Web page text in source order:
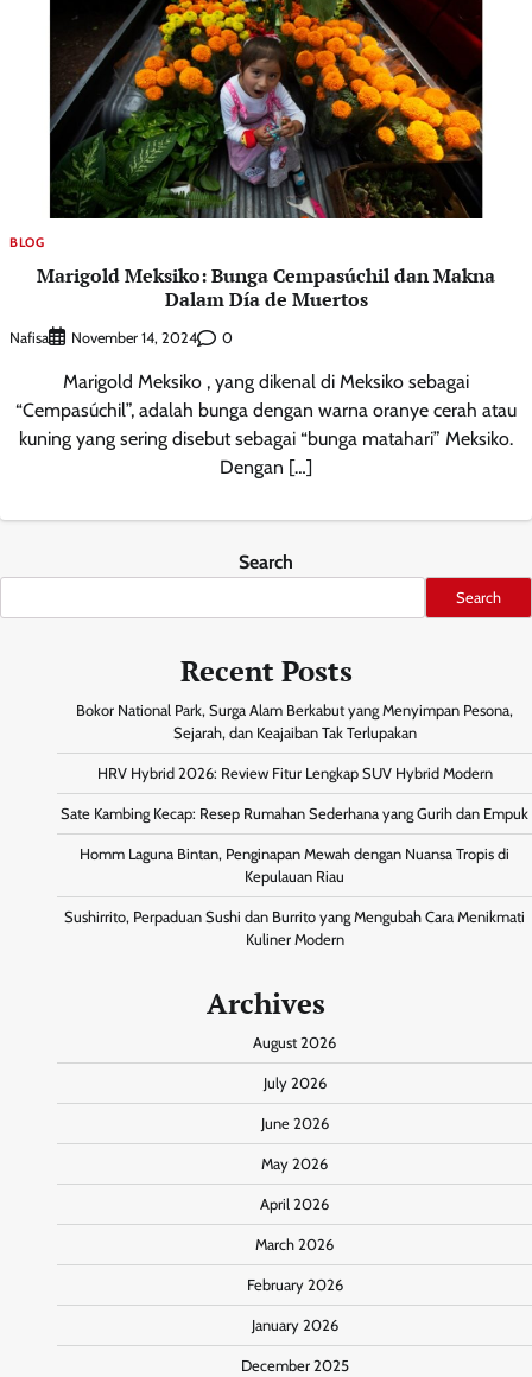
BLOG
Marigold Meksiko: Bunga Cempasúchil dan Makna
Dalam Día de Muertos
Nafisa November 14, 2024 0
Marigold Meksiko , yang dikenal di Meksiko sebagai
“Cempasúchil”, adalah bunga dengan warna oranye cerah atau
kuning yang sering disebut sebagai “bunga matahari” Meksiko.
Dengan […]
Search
Search
Recent Posts
Bokor National Park, Surga Alam Berkabut yang Menyimpan Pesona,
Sejarah, dan Keajaiban Tak Terlupakan
HRV Hybrid 2026: Review Fitur Lengkap SUV Hybrid Modern
Sate Kambing Kecap: Resep Rumahan Sederhana yang Gurih dan Empuk
Homm Laguna Bintan, Penginapan Mewah dengan Nuansa Tropis di
Kepulauan Riau
Sushirrito, Perpaduan Sushi dan Burrito yang Mengubah Cara Menikmati
Kuliner Modern
Archives
August 2026
July 2026
June 2026
May 2026
April 2026
March 2026
February 2026
January 2026
December 2025